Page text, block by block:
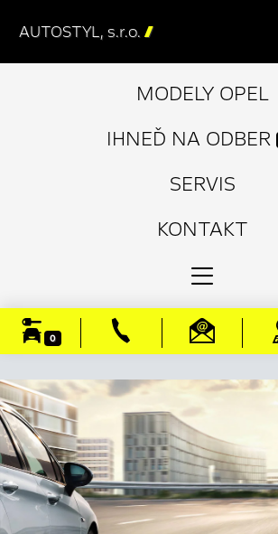
AUTOSTYL, s.r.o. 
MODELY OPEL
IHNEĎ NA ODBER
SERVIS
KONTAKT
0